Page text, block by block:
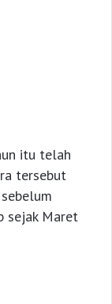
itu telah
tersebut
sejak Maret